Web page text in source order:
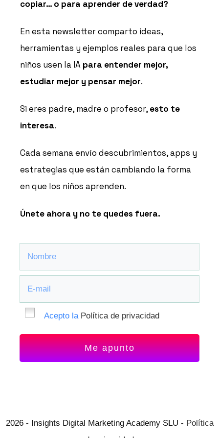
copiar… o para aprender de verdad?
En esta newsletter comparto ideas,
herramientas y ejemplos reales para que los
niños usen la IA para entender mejor,
estudiar mejor y pensar mejor.
Si eres padre, madre o profesor, esto te
interesa.
Cada semana envío descubrimientos, apps y
estrategias que están cambiando la forma
en que los niños aprenden.
Únete ahora y no te quedes fuera.
Acepto la Política de privacidad
Me apunto
2026 - Insights Digital Marketing Academy SLU - Política